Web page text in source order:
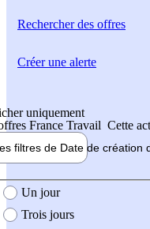
Rechercherdes offres
uniquement
France Travail Cette
filtres de Date de création
création de l'offre
Un jour
Trois jours
Créer une alerte